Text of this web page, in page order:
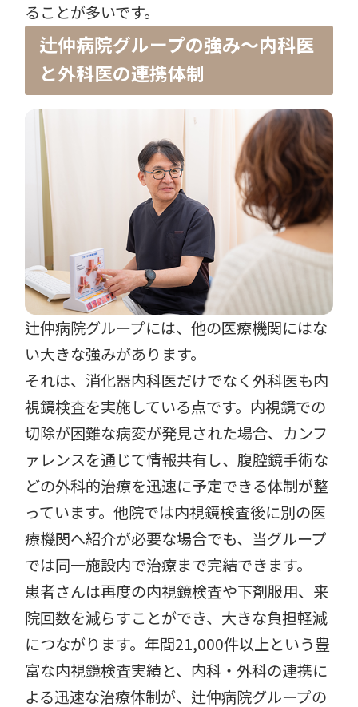
ることが多いです。
辻仲病院グループの強み〜内科医
と外科医の連携体制
辻仲病院グループには、他の医療機関にはな
い大きな強みがあります。
それは、消化器内科医だけでなく外科医も内
視鏡検査を実施している点です。内視鏡での
切除が困難な病変が発見された場合、カンフ
ァレンスを通じて情報共有し、腹腔鏡手術な
どの外科的治療を迅速に予定できる体制が整
っています。他院では内視鏡検査後に別の医
療機関へ紹介が必要な場合でも、当グループ
では同一施設内で治療まで完結できます。
患者さんは再度の内視鏡検査や下剤服用、来
院回数を減らすことができ、大きな負担軽減
につながります。年間21,000件以上という豊
富な内視鏡検査実績と、内科・外科の連携に
よる迅速な治療体制が、辻仲病院グループの